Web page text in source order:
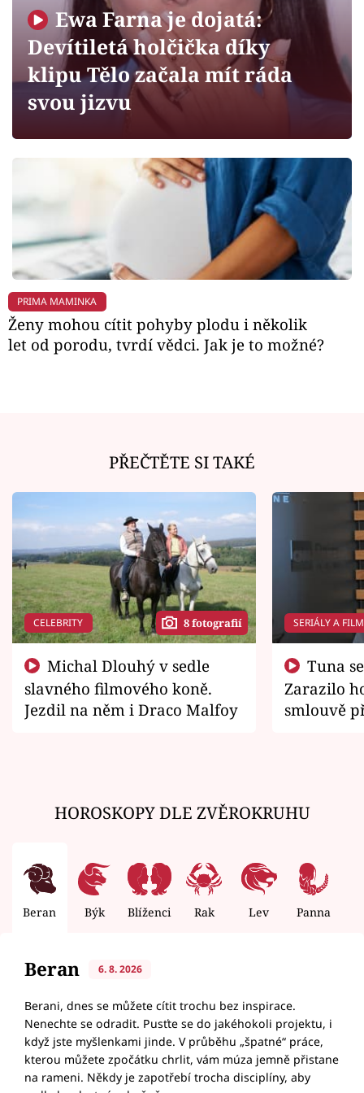
Sledujte prima+
Filmový festival Karlovy Vary
Mámy sobě
Sledujte nás
Ewa Farna je dojatá:
Devítiletá holčička díky
klipu Tělo začala mít ráda
svou jizvu
PRIMA MAMINKA
Ženy mohou cítit pohyby plodu i několik
let od porodu, tvrdí vědci. Jak je to možné?
PŘEČTĚTE SI TAKÉ
CELEBRITY 8 fotografií
slavného filmového koně.
Jezdil na něm i Draco Malfoy
SERIÁLY A
Zarazilo
smlouvě
HOROSKOPY DLE ZVĚROKRUHU
Beran Býk Blíženci Rak Lev Panna
Beran 6. 8. 2026
Berani, dnes se můžete cítit trochu bez inspirace.
Nenechte se odradit. Pusťte se do jakéhokoli projektu, i
když jste myšlenkami jinde. V průběhu „špatné“ práce,
kterou můžete zpočátku chrlit, vám múza jemně přistane
na rameni. Někdy je zapotřebí trocha disciplíny, aby